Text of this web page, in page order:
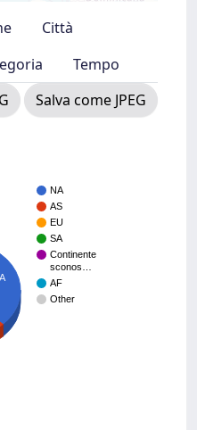
Città
Tempo
Salva come JPEG
NA
AS
EU
SA
Continente
sconos…
AF
Other